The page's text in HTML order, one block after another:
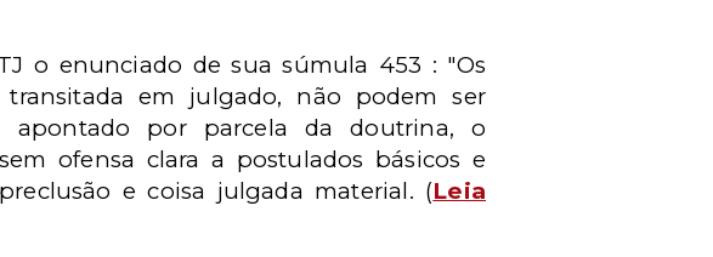
o enunciado de sua súmula 453 : "Os
em julgado, não podem ser
apontado por parcela da doutrina, o
ofensa clara a postulados básicos e
e coisa julgada material. (Leia